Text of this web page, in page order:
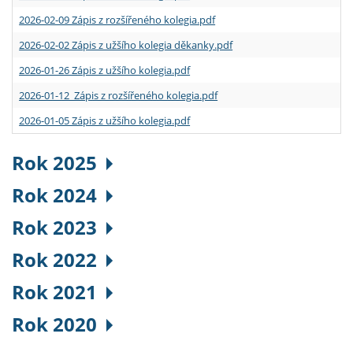
2026-02-09 Zápis z rozšířeného kolegia.pdf
2026-02-02 Zápis z užšího kolegia děkanky.pdf
2026-01-26 Zápis z užšího kolegia.pdf
2026-01-12 Zápis z rozšířeného kolegia.pdf
2026-01-05 Zápis z užšího kolegia.pdf
Rok 2025
Rok 2024
Rok 2023
Rok 2022
Rok 2021
Rok 2020